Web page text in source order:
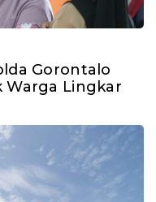
Gorontalo
Warga Lingkar